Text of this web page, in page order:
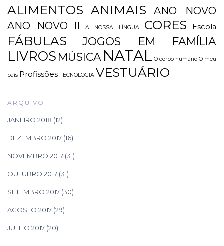
ALIMENTOS ANIMAIS
ANO NOVO
ANO NOVO II
A NOSSA LÍNGUA CORES Escola
FÁBULAS JOGOS EM FAMÍLIA
LIVROS MÚSICA NATAL O corpo humano O meu
país Profissões TECNOLOGIA VESTUÁRIO
ARQUIVO
JANEIRO 2018 (12)
DEZEMBRO 2017 (16)
NOVEMBRO 2017 (31)
OUTUBRO 2017 (31)
SETEMBRO 2017 (30)
AGOSTO 2017 (29)
JULHO 2017 (20)